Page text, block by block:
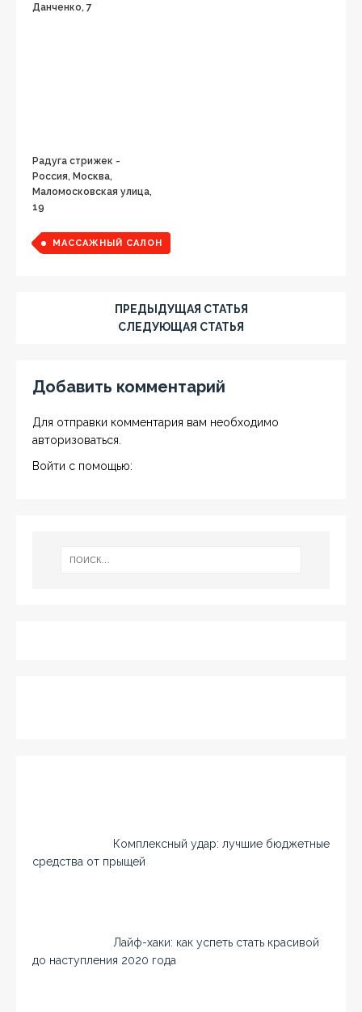
Данченко, 7
Радуга стрижек -
Россия, Москва,
Маломосковская улица,
19
МАССАЖНЫЙ САЛОН
ПРЕДЫДУЩАЯ СТАТЬЯ
СЛЕДУЮЩАЯ СТАТЬЯ
Добавить комментарий
Для отправки комментария вам необходимо
авторизоваться
Войти с помощью:
Комплексный удар: лучшие бюджетные
средства от прыщей
Лайф-хаки: как успеть стать красивой
до наступления 2020 года